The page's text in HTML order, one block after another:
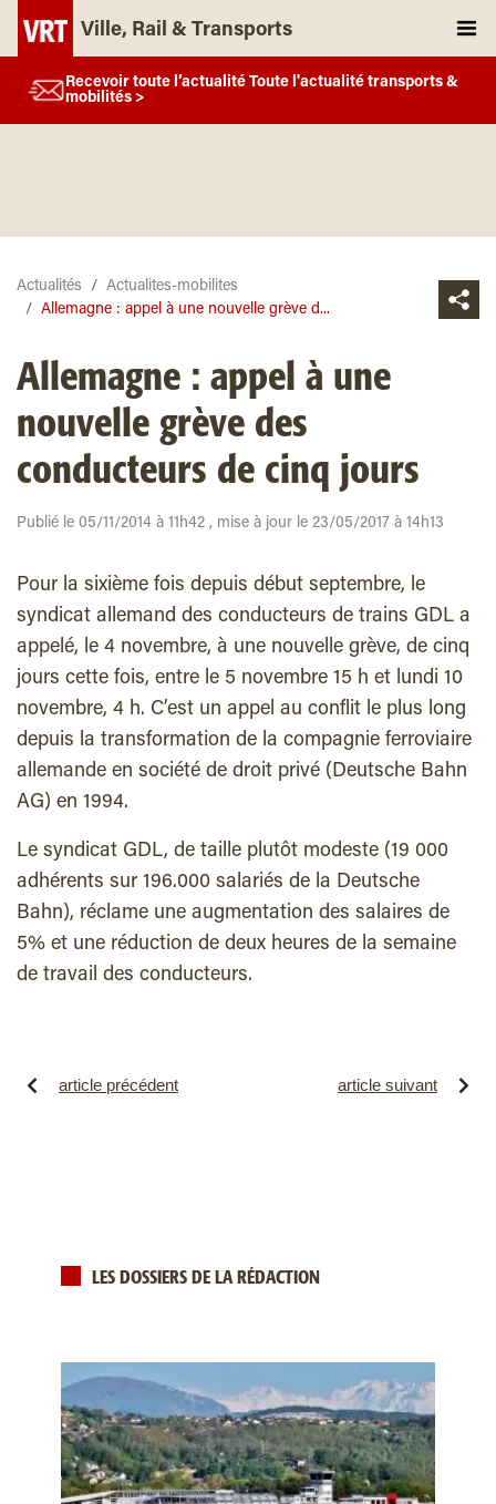
Ville, Rail & Transports
Recevoir toute l’actualité Toute l'actualité transports &
mobilités >
Actualités
Actualites-mobilites
Allemagne : appel à une nouvelle grève d...
Allemagne : appel à une
nouvelle grève des
conducteurs de cinq jours
Publié le 05/11/2014 à 11h42 , mise à jour le 23/05/2017 à 14h13
Pour la sixième fois depuis début septembre, le
syndicat allemand des conducteurs de trains GDL a
appelé, le 4 novembre, à une nouvelle grève, de cinq
jours cette fois, entre le 5 novembre 15 h et lundi 10
novembre, 4 h. C’est un appel au conflit le plus long
depuis la transformation de la compagnie ferroviaire
allemande en société de droit privé (Deutsche Bahn
AG) en 1994.
Le syndicat GDL, de taille plutôt modeste (19 000
adhérents sur 196.000 salariés de la Deutsche
Bahn), réclame une augmentation des salaires de
5% et une réduction de deux heures de la semaine
de travail des conducteurs.
article précédent article suivant
LES DOSSIERS DE LA RÉDACTION